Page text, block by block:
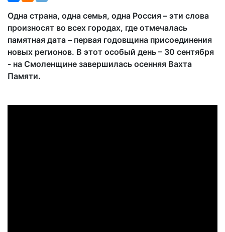
Одна страна, одна семья, одна Россия – эти слова
произносят во всех городах, где отмечалась
памятная дата – первая годовщина присоединения
новых регионов. В этот особый день – 30 сентября
- на Смоленщине завершилась осенняя Вахта
Памяти.